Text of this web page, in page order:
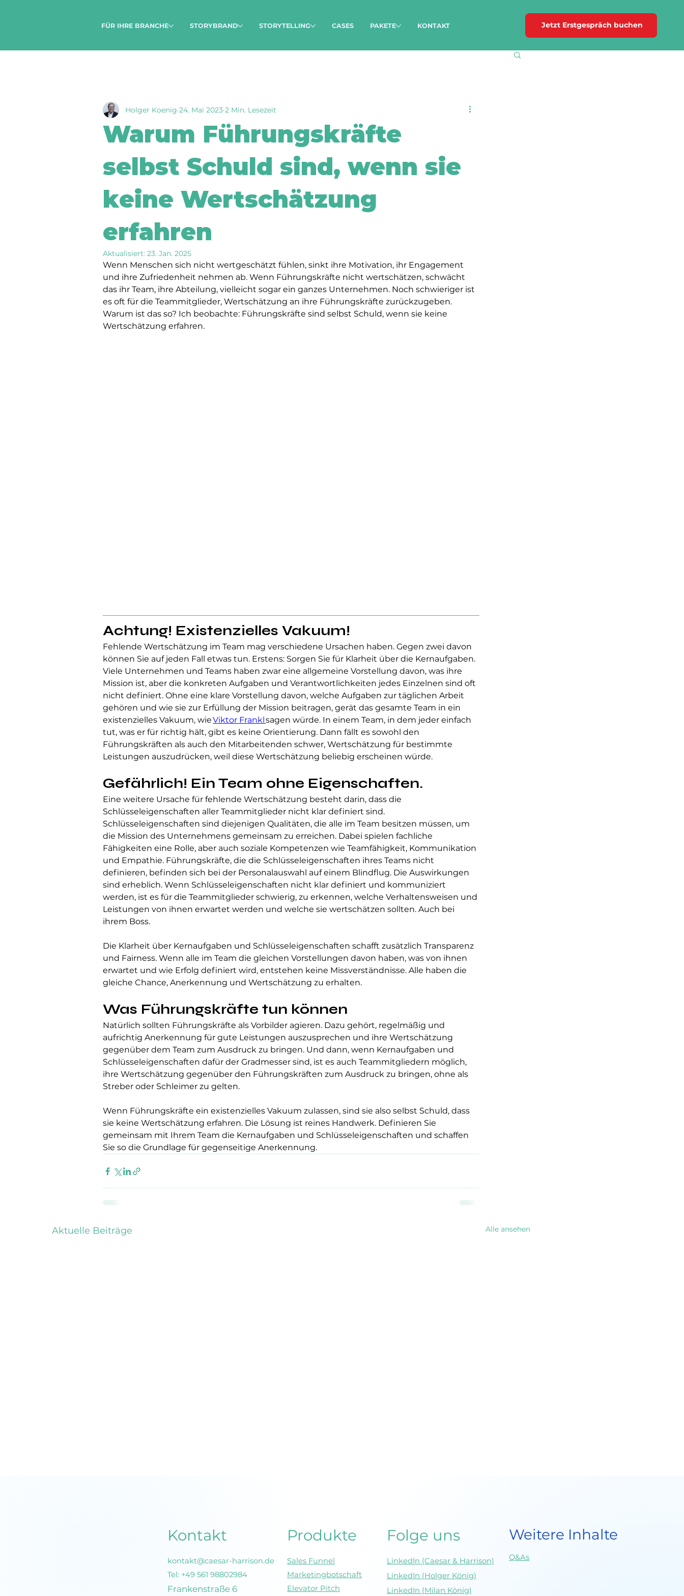
FÜR IHRE BRANCHE STORYBRAND STORYTELLING CASES PAKETE KONTAKT Jetzt Erstgespräch buchen
Warum Führungskräfte
selbst Schuld sind, wenn sie
keine Wertschätzung
erfahren
Holger Koenig 24. Mai 2023 2 Min. Lesezeit
Aktualisiert:23. Jan. 2025
Wenn Menschen sich nicht wertgeschätzt fühlen, sinkt ihre Motivation, ihr Engagement
und ihre Zufriedenheit nehmen ab. Wenn Führungskräfte nicht wertschätzen, schwächt
das ihr Team, ihre Abteilung, vielleicht sogar ein ganzes Unternehmen. Noch schwieriger ist
es oft für die Teammitglieder, Wertschätzung an ihre Führungskräfte zurückzugeben.
Warum ist das so? Ich beobachte: Führungskräfte sind selbst Schuld, wenn sie keine
Wertschätzung erfahren.
Achtung! Existenzielles Vakuum!
Fehlende Wertschätzung im Team mag verschiedene Ursachen haben. Gegen zwei davon
können Sie auf jeden Fall etwas tun. Erstens: Sorgen Sie für Klarheit über die Kernaufgaben.
Viele Unternehmen und Teams haben zwar eine allgemeine Vorstellung davon, was ihre
Mission ist, aber die konkreten Aufgaben und Verantwortlichkeiten jedes Einzelnen sind oft
nicht definiert. Ohne eine klare Vorstellung davon, welche Aufgaben zur täglichen Arbeit
gehören und wie sie zur Erfüllung der Mission beitragen, gerät das gesamte Team in ein
existenzielles Vakuum, wie Viktor Frankl sagen würde. In einem Team, in dem jeder einfach
tut, was er für richtig hält, gibt es keine Orientierung. Dann fällt es sowohl den
Führungskräften als auch den Mitarbeitenden schwer, Wertschätzung für bestimmte
Leistungen auszudrücken, weil diese Wertschätzung beliebig erscheinen würde.
Gefährlich! Ein Team ohne Eigenschaften.
Eine weitere Ursache für fehlende Wertschätzung besteht darin, dass die
Schlüsseleigenschaften aller Teammitglieder nicht klar definiert sind.
Schlüsseleigenschaften sind diejenigen Qualitäten, die alle im Team besitzen müssen, um
die Mission des Unternehmens gemeinsam zu erreichen. Dabei spielen fachliche
Fähigkeiten eine Rolle, aber auch soziale Kompetenzen wie Teamfähigkeit, Kommunikation
und Empathie. Führungskräfte, die die Schlüsseleigenschaften ihres Teams nicht
definieren, befinden sich bei der Personalauswahl auf einem Blindflug. Die Auswirkungen
sind erheblich. Wenn Schlüsseleigenschaften nicht klar definiert und kommuniziert
werden, ist es für die Teammitglieder schwierig, zu erkennen, welche Verhaltensweisen und
Leistungen von ihnen erwartet werden und welche sie wertschätzen sollten. Auch bei
ihrem Boss.
Die Klarheit über Kernaufgaben und Schlüsseleigenschaften schafft zusätzlich Transparenz
und Fairness. Wenn alle im Team die gleichen Vorstellungen davon haben, was von ihnen
erwartet und wie Erfolg definiert wird, entstehen keine Missverständnisse. Alle haben die
gleiche Chance, Anerkennung und Wertschätzung zu erhalten.
Was Führungskräfte tun können
Natürlich sollten Führungskräfte als Vorbilder agieren. Dazu gehört, regelmäßig und
aufrichtig Anerkennung für gute Leistungen auszusprechen und ihre Wertschätzung
gegenüber dem Team zum Ausdruck zu bringen. Und dann, wenn Kernaufgaben und
Schlüsseleigenschaften dafür der Gradmesser sind, ist es auch Teammitgliedern möglich,
ihre Wertschätzung gegenüber den Führungskräften zum Ausdruck zu bringen, ohne als
Streber oder Schleimer zu gelten.
Wenn Führungskräfte ein existenzielles Vakuum zulassen, sind sie also selbst Schuld, dass
sie keine Wertschätzung erfahren. Die Lösung ist reines Handwerk. Definieren Sie
gemeinsam mit Ihrem Team die Kernaufgaben und Schlüsseleigenschaften und schaffen
Sie so die Grundlage für gegenseitige Anerkennung.
Aktuelle Beiträge Alle ansehen
Entscheidungen trägtKontakt
kontakt@caesar-harrison.de
Tel: +49 561 98802984
Frankenstraße 6
Produkte
Sales Funnel
Marketingbotschaft
Elevator Pitch
Folge uns
LinkedIn (Caesar & Harrison)
LinkedIn (Holger König)
LinkedIn (Milan König)
Weitere Inhalte
Q&As